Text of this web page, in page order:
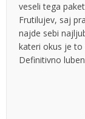
veseli tega
Frutilujev, saj
najde sebi
kateri okus je to
Definitivno